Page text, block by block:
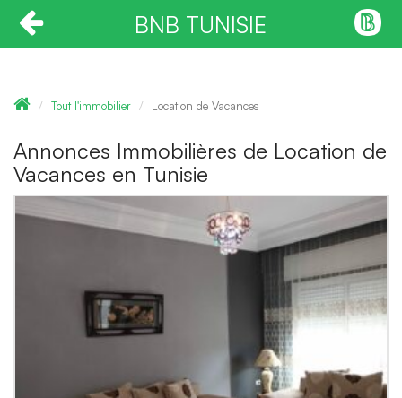
BNB TUNISIE
Tout l'immobilier Location de Vacances
Annonces Immobilières de Location de
Vacances en Tunisie